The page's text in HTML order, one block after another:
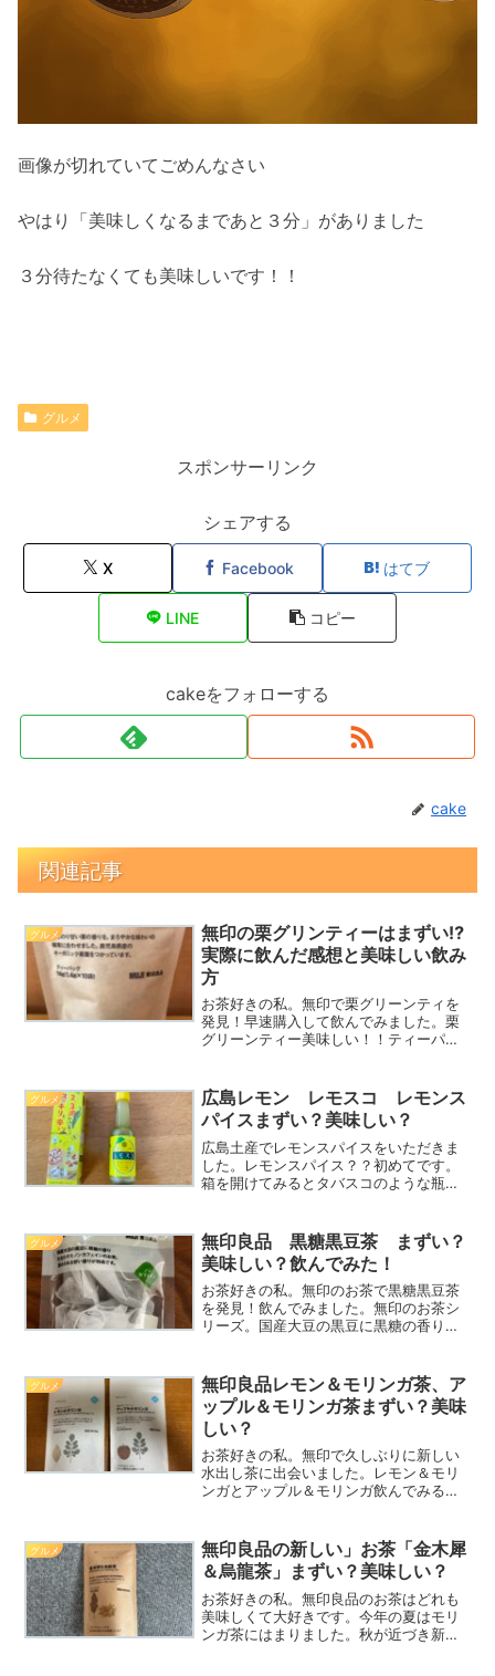
画像が切れていてごめんなさい
やはり「美味しくなるまであと３分」がありました
３分待たなくても美味しいです！！
グルメ
スポンサーリンク
シェアする
X Facebook はてブ
LINE コピー
cakeをフォローする
cake
関連記事
グルメ
無印の栗グリンティーはまずい⁉
実際に飲んだ感想と美味しい飲み
方
お茶好きの私。無印で栗グリーンティを
発見！早速購入して飲んでみました。栗
グリーンティー美味しい！！ティーパッ
ク）の美味しい入れ方（飲み方）パッケ
ージの裏を読んでみます。①...
グルメ
広島レモン レモスコ レモンス
パイスまずい？美味しい？
広島土産でレモンスパイスをいただきま
した。レモンスパイス？？初めてです。
箱を開けてみるとタバスコのような瓶で
す。いろんなものに使えそうです。最初
はサラダにかけて食べてみた...
グルメ
無印良品 黒糖黒豆茶 まずい？
美味しい？飲んでみた！
お茶好きの私。無印のお茶で黒糖黒豆茶
を発見！飲んでみました。無印のお茶シ
リーズ。国産大豆の黒豆に黒糖の香りを
(function(b,c,f,g,a,d,e){b.MoshimoAf...
グルメ
無印良品レモン＆モリンガ茶、ア
ップル＆モリンガ茶まずい？美味
しい？
お茶好きの私。無印で久しぶりに新しい
水出し茶に出会いました。レモン＆モリ
ンガとアップル＆モリンガ飲んでみると
ップル＆モリンガ 価格は？ 商品名：無
印良品 水出しフレーバ...
グルメ
無印良品の新しい」お茶「金木犀
＆烏龍茶」まずい？美味しい？
お茶好きの私。無印良品のお茶はどれも
美味しくて大好きです。今年の夏はモリ
ンガ茶にはまりました。秋が近づき新し